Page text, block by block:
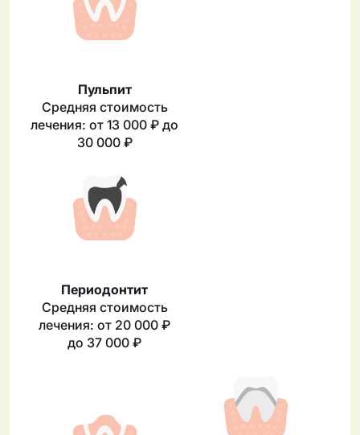
Пульпит
Средняя стоимость
лечения: от 13 000 ₽ до
30 000 ₽
Периодонтит
Средняя стоимость
лечения: от 20 000 ₽
до 37 000 ₽